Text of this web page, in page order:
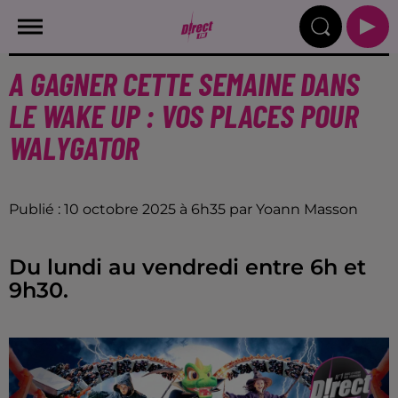
A GAGNER CETTE SEMAINE DANS
LE WAKE UP : VOS PLACES POUR
WALYGATOR
Publié : 10 octobre 2025 à 6h35 par Yoann Masson
Du lundi au vendredi entre 6h et
9h30.